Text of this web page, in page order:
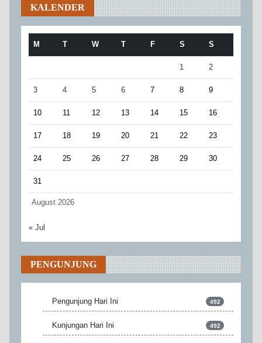
KALENDER
August 2026
M T W T F S S
1 2
3 4 5 6 7 8 9
10 11 12 13 14 15 16
17 18 19 20 21 22 23
24 25 26 27 28 29 30
31
« Jul
PENGUNJUNG
Pengunjung Hari Ini 492
Kunjungan Hari Ini 492